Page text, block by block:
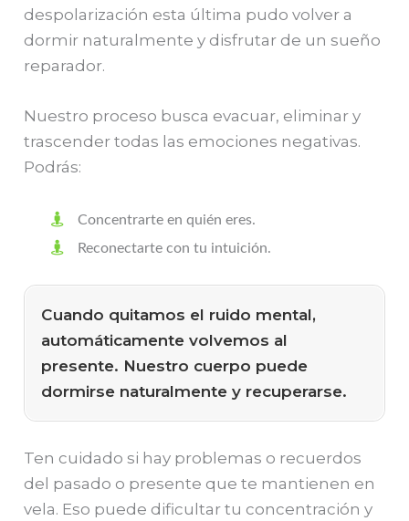
despolarización esta última pudo volver a
dormir naturalmente y disfrutar de un sueño
reparador.
Nuestro proceso busca evacuar, eliminar y
trascender todas las emociones negativas.
Podrás:
Concentrarte en quién eres.
Reconectarte con tu intuición.
Cuando quitamos el ruido mental,
automáticamente volvemos al
presente. Nuestro cuerpo puede
dormirse naturalmente y recuperarse.
Ten cuidado si hay problemas o recuerdos
del pasado o presente que te mantienen en
vela. Eso puede dificultar tu concentración y